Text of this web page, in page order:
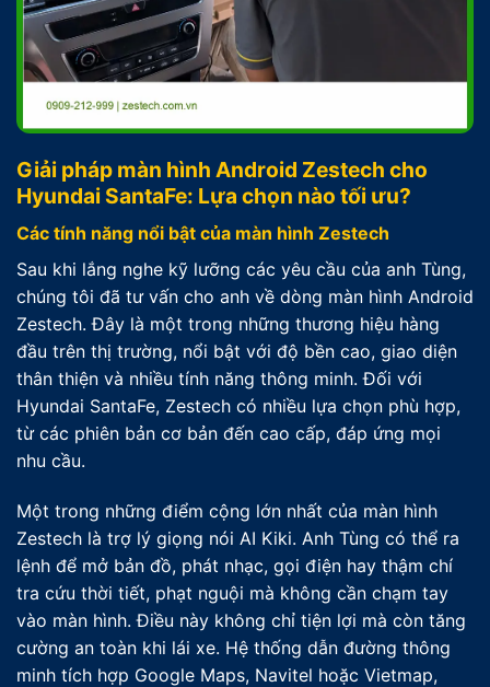
Giải pháp màn hình Android Zestech cho
Hyundai SantaFe: Lựa chọn nào tối ưu?
Các tính năng nổi bật của màn hình Zestech
Sau khi lắng nghe kỹ lưỡng các yêu cầu của anh Tùng,
chúng tôi đã tư vấn cho anh về dòng màn hình Android
Zestech. Đây là một trong những thương hiệu hàng
đầu trên thị trường, nổi bật với độ bền cao, giao diện
thân thiện và nhiều tính năng thông minh. Đối với
Hyundai SantaFe, Zestech có nhiều lựa chọn phù hợp,
từ các phiên bản cơ bản đến cao cấp, đáp ứng mọi
nhu cầu.
Một trong những điểm cộng lớn nhất của màn hình
Zestech là trợ lý giọng nói AI Kiki. Anh Tùng có thể ra
lệnh để mở bản đồ, phát nhạc, gọi điện hay thậm chí
tra cứu thời tiết, phạt nguội mà không cần chạm tay
vào màn hình. Điều này không chỉ tiện lợi mà còn tăng
cường an toàn khi lái xe. Hệ thống dẫn đường thông
minh tích hợp Google Maps, Navitel hoặc Vietmap,